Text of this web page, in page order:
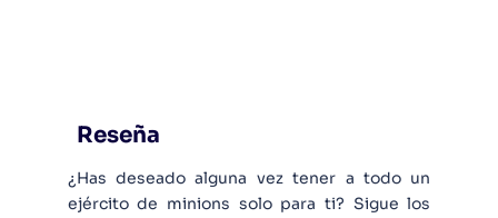
Reseña
¿Has deseado alguna vez tener a todo un
ejército de minions solo para ti? Sigue los